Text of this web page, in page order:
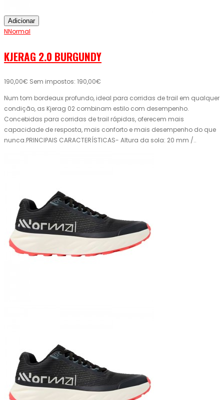
Adicionar
NNormal
KJERAG 2.0 BURGUNDY
190,00€ Sem impostos: 190,00€
Num tom bordeaux profundo, ideal para corridas de trail em qualquer
condição, as Kjerag 02 combinam estilo com desempenho.
Concebidas para corridas de trail rápidas, oferecem mais
capacidade de resposta, mais conforto e mais desempenho do que
nunca.PRINCIPAIS CARACTERÍSTICAS- Altura da sola: 20 mm /..